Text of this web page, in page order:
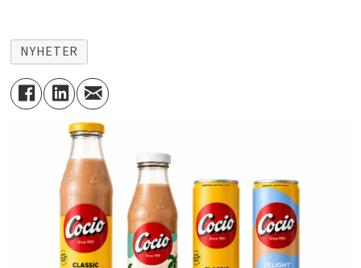
NYHETER